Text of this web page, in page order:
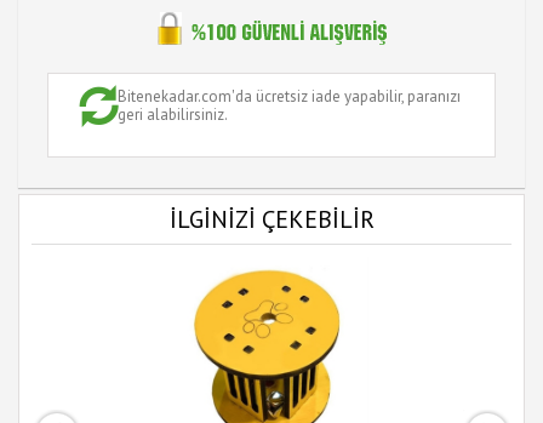
Bitenekadar.com'da ücretsiz iade yapabilir, paranızı
geri alabilirsiniz.
İLGİNİZİ ÇEKEBİLİR